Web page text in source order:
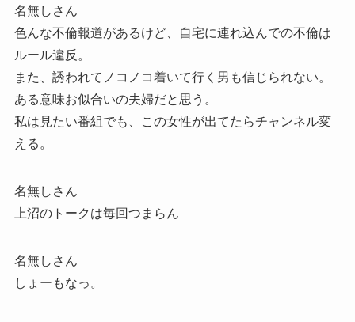
名無しさん
色んな不倫報道があるけど、自宅に連れ込んでの不倫は
ルール違反。
また、誘われてノコノコ着いて行く男も信じられない。
ある意味お似合いの夫婦だと思う。
私は見たい番組でも、この女性が出てたらチャンネル変
える。
名無しさん
上沼のトークは毎回つまらん
名無しさん
しょーもなっ。